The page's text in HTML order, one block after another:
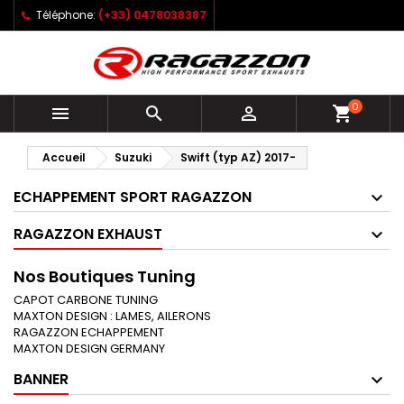
Téléphone: (+33) 0478038387
   shopping_cart0
Accueil Suzuki Swift (typ AZ) 2017-
ECHAPPEMENT SPORT RAGAZZON
RAGAZZON EXHAUST
Nos Boutiques Tuning
CAPOT CARBONE TUNING
MAXTON DESIGN : LAMES, AILERONS
RAGAZZON ECHAPPEMENT
MAXTON DESIGN GERMANY
BANNER